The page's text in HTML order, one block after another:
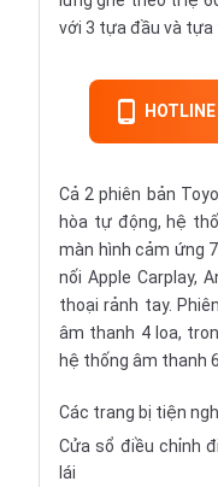
với 3 tựa đầu và
Cả 2 phiên bản
hòa tự động, hệ
màn hình cảm ứng
nối Apple Carplay,
thoại rảnh tay.
âm thanh 4 loa,
hệ thống âm thanh
Các trang bị tiện
Cửa sổ điều chỉnh
lái